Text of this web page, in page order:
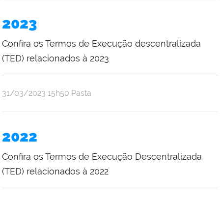
Bruce
2023
Confira os Termos de Execução descentralizada
(TED) relacionados à 2023
por
Bruce
publicado
31/03/2023 15h50 Pasta
2022
Confira os Termos de Execução Descentralizada
(TED) relacionados à 2022